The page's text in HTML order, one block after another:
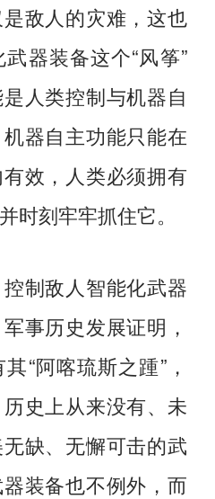
敌人的灾难，这也
器装备这个“风筝”
人类控制与机器自
器自主功能只能在
效，人类必须拥有
时刻牢牢抓住它。
制敌人智能化武器
事历史发展证明，
“阿喀琉斯之踵”，
史上从来没有、未
缺、无懈可击的武
装备也不例外，而